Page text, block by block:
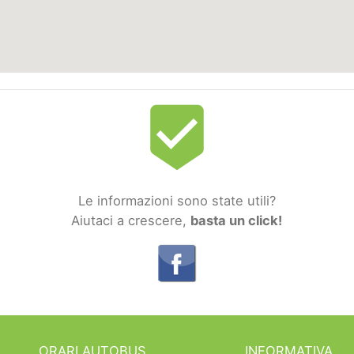
beenhere
Le informazioni sono state utili?
Aiutaci a crescere, basta un click!